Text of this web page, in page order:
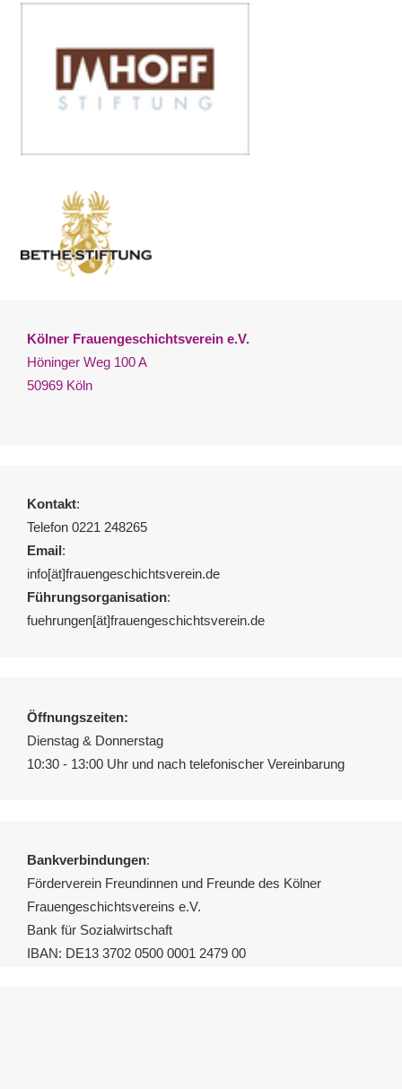
Kölner Frauengeschichtsverein e.V.
Höninger Weg 100 A
50969 Köln
Kontakt:
Telefon 0221 248265
Email:
info[ät]frauengeschichtsverein.de
Führungsorganisation:
fuehrungen[ät]frauengeschichtsverein.de
Öffnungszeiten:
Dienstag & Donnerstag
10:30 - 13:00 Uhr und nach telefonischer Vereinbarung
Bankverbindungen:
Förderverein Freundinnen und Freunde des Kölner
Frauengeschichtsvereins e.V.
Bank für Sozialwirtschaft
IBAN: DE13 3702 0500 0001 2479 00